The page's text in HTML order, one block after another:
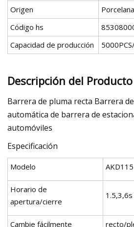
Origen
Porcelana
Código hs
Capacidad de producción
Descripción del Producto
Barrera de pluma recta Barrera
automática de barrera de
automóviles
Especificación
Modelo AKD115
Horario de
apertura/cierre
Cambie fácilmente recto/